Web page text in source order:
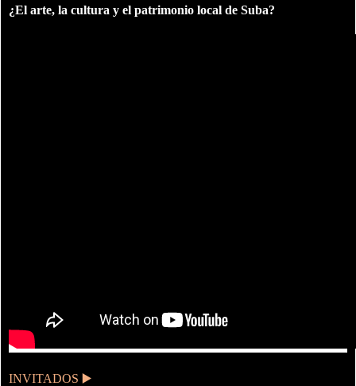
¿El arte, la cultura y el patrimonio local de Suba?
INVITADOS ▶️